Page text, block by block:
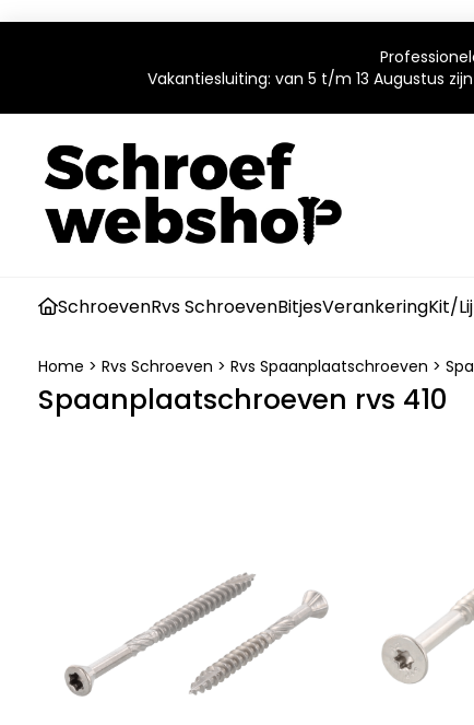
Vakantiesluiting: van 5 t/m 13 Augustus
SchroevenRvs SchroevenBitjesVerankeringKit/
Home > Rvs Schroeven > Rvs Spaanplaatschroeven >
Spaanplaatschroeven rvs 410